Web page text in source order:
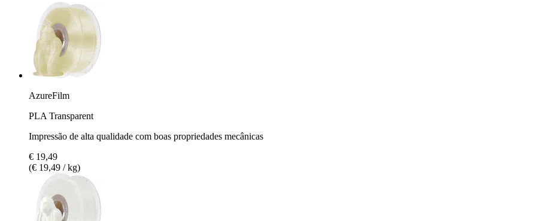
AzureFilm
PLA Transparent
Impressão de alta qualidade com boas propriedades mecânicas
€ 19,49
(€ 19,49 / kg)